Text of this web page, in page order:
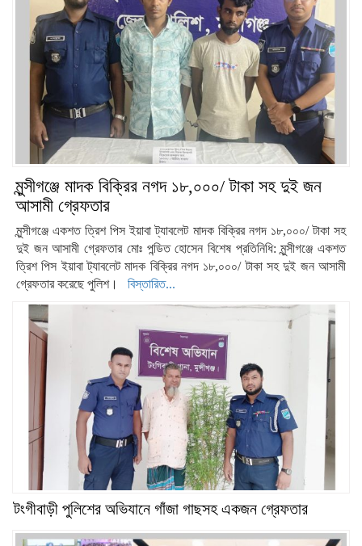
মুন্সীগঞ্জে মাদক বিক্রির নগদ ১৮,০০০/ টাকা সহ দুই জন
আসামী গ্রেফতার
মুন্সীগঞ্জে একশত ত্রিশ পিস ইয়াবা ট্যাবলেট মাদক বিক্রির নগদ ১৮,০০০/ টাকা সহ
দুই জন আসামী গ্রেফতার মোঃ পন্ডিত হোসেন বিশেষ প্রতিনিধি: মুন্সীগঞ্জে একশত
ত্রিশ পিস ইয়াবা ট্যাবলেট মাদক বিক্রির নগদ ১৮,০০০/ টাকা সহ দুই জন আসামী
গ্রেফতার করেছে পুলিশ। বিস্তারিত...
টংগীবাড়ী পুলিশের অভিযানে গাঁজা গাছসহ একজন গ্রেফতার